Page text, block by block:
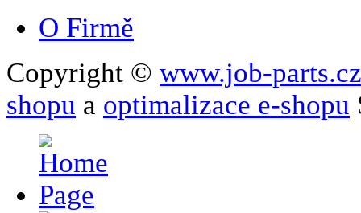
O Firmě
Copyright © www.job-parts.cz
shopu a optimalizace e-shopu